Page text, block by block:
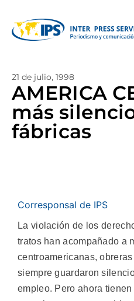
21 de julio, 1998
AMERICA
más
fábricas
Corresponsal de IPS
La violación de los
tratos han acompañado a
centroamericanas,
siempre guardaron
empleo. Pero ahora